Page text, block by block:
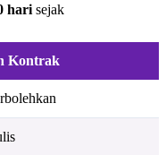
hari sejak
Kontrak